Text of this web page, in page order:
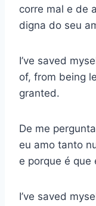
corre mal e de
digna do seu
I’ve saved
of, from being
granted.
De me
eu amo tanto
e porque é que
I’ve saved